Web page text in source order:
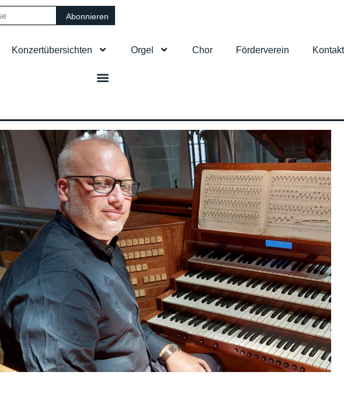
Konzertübersichten Orgel Chor Förderverein Kontakt